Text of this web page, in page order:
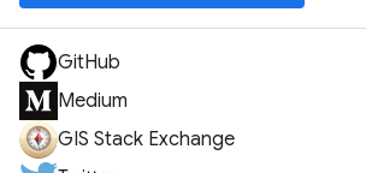
GitHub
Medium
GIS Stack Exchange